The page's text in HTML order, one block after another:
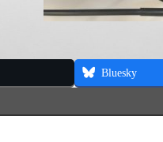
Bluesky